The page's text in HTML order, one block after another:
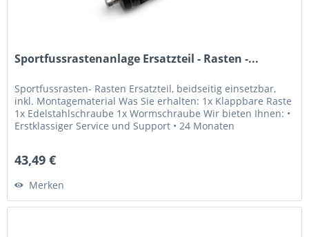
Sportfussrastenanlage Ersatzteil - Rasten -...
Sportfussrasten- Rasten Ersatzteil, beidseitig einsetzbar,
inkl. Montagematerial Was Sie erhalten: 1x Klappbare Raste
1x Edelstahlschraube 1x Wormschraube Wir bieten Ihnen: •
Erstklassiger Service und Support • 24 Monaten
43,49 €
Merken